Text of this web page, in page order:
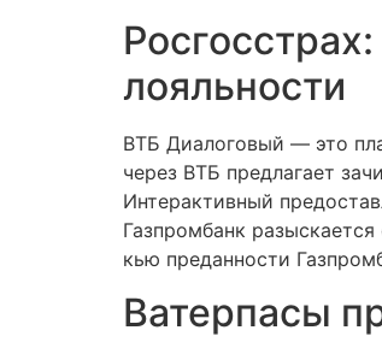
лояльности
ВТБ Диалоговый — это
через ВТБ предлагает
Интерактивный
Газпромбанк
кью преданности
Ватерпасы